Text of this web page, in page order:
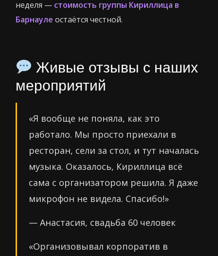
неделя — стоимость группы Кириллица в
Барнауле остаётся честной.
Живые отзывы с наших
мероприятий
«Я вообще не поняла, как это
работало. Мы просто приехали в
ресторан, сели за стол, и тут началась
музыка. Оказалось, Кириллица всё
сама с организатором решила. Я даже
микрофон не видела. Спасибо!»
— Анастасия, свадьба 60 человек
«Организовывал корпоратив в